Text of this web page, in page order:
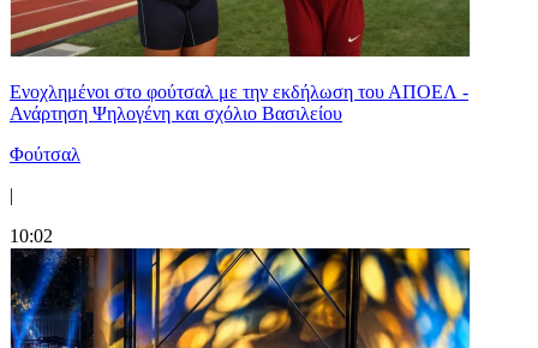
Ενοχλημένοι στο φούτσαλ με την εκδήλωση του ΑΠΟΕΛ -
Ανάρτηση Ψηλογένη και σχόλιο Βασιλείου
Φούτσαλ
|
10:02